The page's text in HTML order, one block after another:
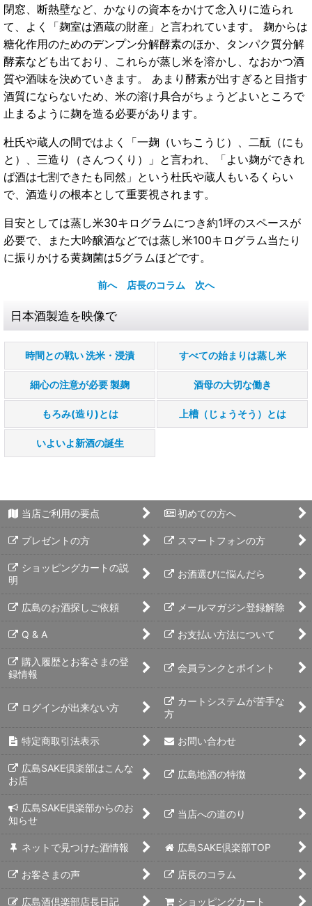
閉窓、断熱壁など、かなりの資本をかけて念入りに造られ
て、よく「麹室は酒蔵の財産」と言われています。 麹からは
糖化作用のためのデンプン分解酵素のほか、タンパク質分解
酵素なども出ており、これらが蒸し米を溶かし、なおかつ酒
質や酒味を決めていきます。 あまり酵素が出すぎると目指す
酒質にならないため、米の溶け具合がちょうどよいところで
止まるように麹を造る必要があります。
杜氏や蔵人の間ではよく「一麹（いちこうじ）、二酛（にも
と）、三造り（さんつくり）」と言われ、「よい麹ができれ
ば酒は七割できたも同然」という杜氏や蔵人もいるくらい
で、酒造りの根本として重要視されます。
目安としては蒸し米30キログラムにつき約1坪のスペースが
必要で、また大吟醸酒などでは蒸し米100キログラム当たり
に振りかける黄麹菌は5グラムほどです。
前へ 店長のコラム 次へ
日本酒製造を映像で
時間との戦い 洗米・浸漬 すべての始まりは蒸し米
細心の注意が必要 製麹 酒母の大切な働き
もろみ(造り)とは 上槽（じょうそう）とは
いよいよ新酒の誕生
当店ご利用の要点 初めての方へ
プレゼントの方 スマートフォンの方
ショッピングカートの説
明
お酒選びに悩んだら
広島のお酒探しご依頼 メールマガジン登録解除
Q & A お支払い方法について
購入履歴とお客さまの登
録情報
会員ランクとポイント
ログインが出来ない方
カートシステムが苦手な
方
特定商取引法表示 お問い合わせ
広島SAKE倶楽部はこんな
お店
広島地酒の特徴
広島SAKE倶楽部からのお
知らせ
当店への道のり
ネットで見つけた酒情報 広島SAKE倶楽部TOP
お客さまの声 店長のコラム
広島酒倶楽部店長日記 ショッピングカート